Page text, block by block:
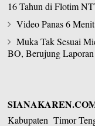
16 Tahun di Flotim
Video Panas 6
Muka Tak Sesuai
BO, Berujung
Kabupaten Timor